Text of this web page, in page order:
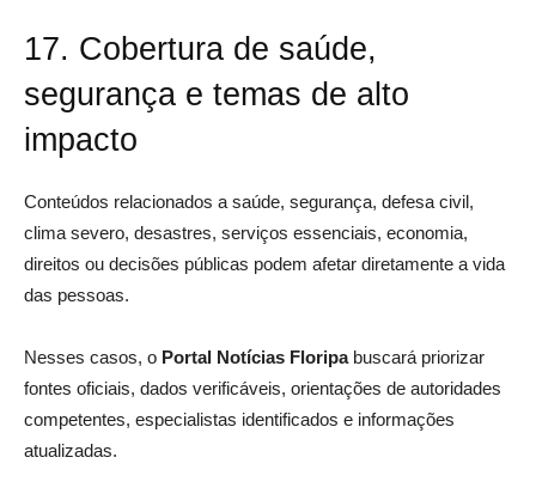
17. Cobertura de saúde,
segurança e temas de alto
impacto
Conteúdos relacionados a saúde, segurança, defesa civil,
clima severo, desastres, serviços essenciais, economia,
direitos ou decisões públicas podem afetar diretamente a vida
das pessoas.
Nesses casos, o Portal Notícias Floripabuscará priorizar
fontes oficiais, dados verificáveis, orientações de autoridades
competentes, especialistas identificados e informações
atualizadas.